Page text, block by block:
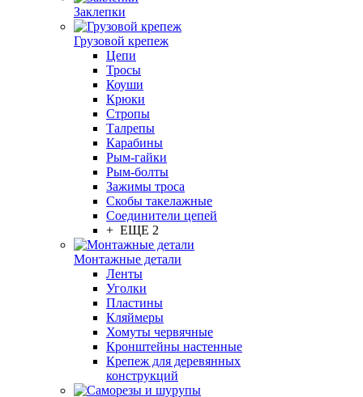
Заклепки
Грузовой крепеж
Цепи
Тросы
Коуши
Крюки
Стропы
Талрепы
Карабины
Рым-гайки
Рым-болты
Зажимы троса
Скобы такелажные
Соединители цепей
+ ЕЩЕ 2
Монтажные детали
Ленты
Уголки
Пластины
Кляймеры
Хомуты червячные
Кронштейны настенные
Крепеж для деревянных
конструкций